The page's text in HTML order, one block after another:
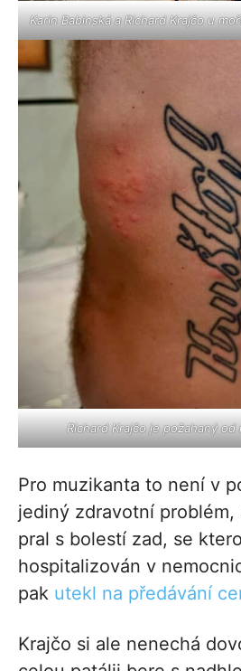
Karin Babinská a Richard Krajčo u
Richard Krajčo je požahaný od
Pro muzikanta to není v
jediný zdravotní problém,
pral s bolestí zad, se
hospitalizován v
pak utekl na předávání
Krajčo si ale nenechá